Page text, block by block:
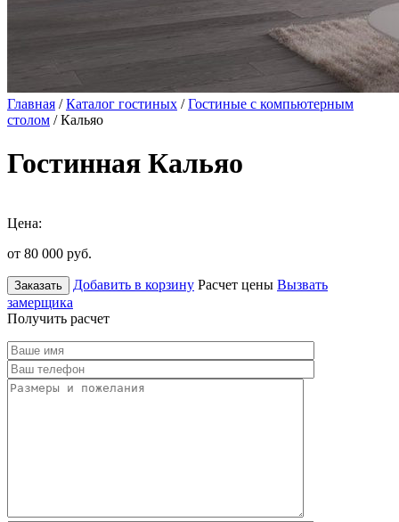
Главная /Каталог гостиных /Гостиные с компьютерным
столом / Кальяо
Гостинная Кальяо
Цена:
от 80 000 руб.
Заказать Добавить в корзину Расчет цены Вызвать
замерщика
Получить расчет